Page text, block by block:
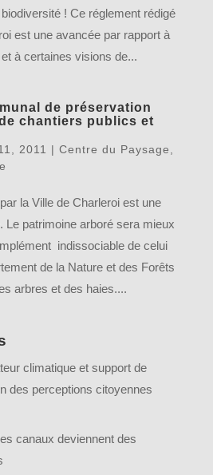
! Ce réglement rédigé
est une avancée par rapport à
à certaines visions de...
de préservation
chantiers publics et
2011 | Centre du Paysage
la Ville de Charleroi est une
Le patrimoine arboré sera mieux
indissociable de celui
de la Nature et des Forêts
arbres et des haies....
climatique et support de
des perceptions citoyennes
canaux deviennent des